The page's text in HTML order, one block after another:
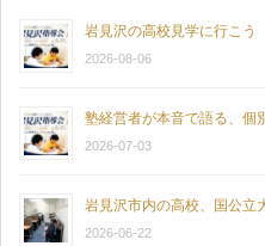
岩見沢の高校見学に行こう
2026-08-06
塾経営者が本音で語る、個
2026-07-03
岩見沢市内の高校、国公立
2026-06-22